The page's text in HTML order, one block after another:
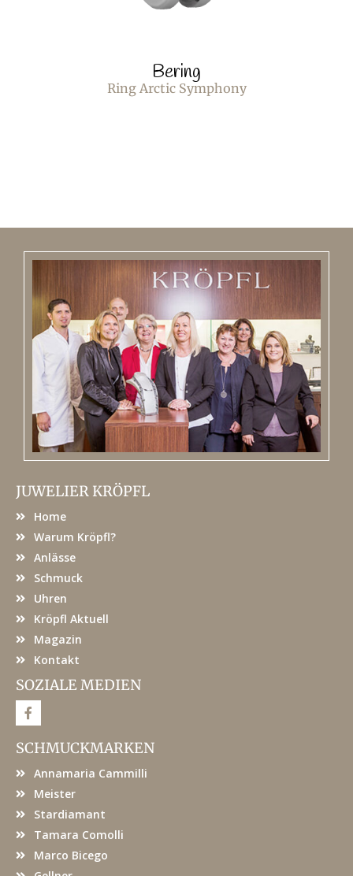
Bering
Ring Arctic Symphony
JUWELIER KRÖPFL
Home
Warum Kröpfl?
Anlässe
Schmuck
Uhren
Kröpfl Aktuell
Magazin
Kontakt
SOZIALE MEDIEN
F
a
e
b
o
SCHMUCKMARKEN
Annamaria Cammilli
Meister
Stardiamant
Tamara Comolli
Marco Bicego